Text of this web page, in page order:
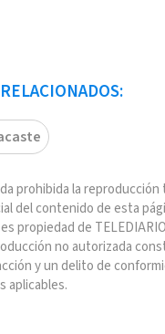
prohibida la reproducción
del contenido de esta
propiedad de
no autorizada
y un delito de
aplicables.